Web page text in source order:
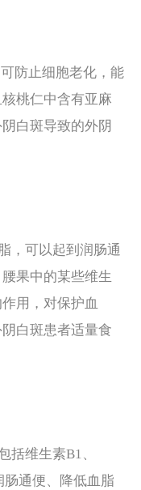
防止细胞老化，能
桃仁中含有亚麻
白斑导致的外阴
可以起到润肠通
果中的某些维生
用，对保护血
白斑患者适量食
维生素B1、
通便、降低血脂